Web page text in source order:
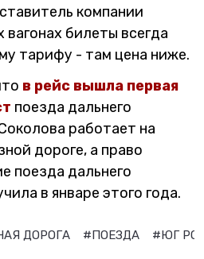
компании
билеты всегда
тарифу - там цена ниже.
в рейс вышла первая
поезда дальнего
работает на
дороге, а право
поезда дальнего
в январе этого года.
ДОРОГА #ПОЕЗДА #ЮГ